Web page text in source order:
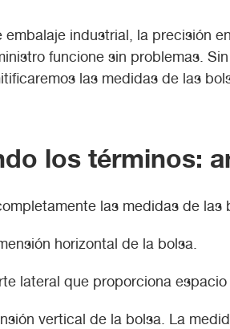
embalaje industrial, la precisión
funcione sin problemas.
las medidas de las
los términos:
las medidas de
horizontal de la bolsa.
lateral que proporciona
vertical de la bolsa. La